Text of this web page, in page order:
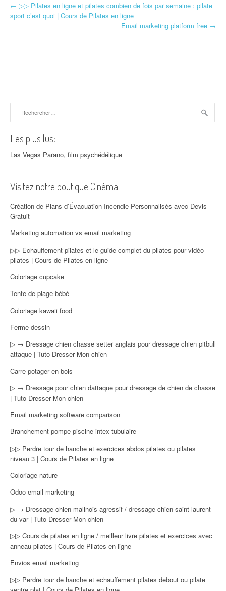
Navigation d'article
← ▷▷ Pilates en ligne et pilates combien de fois par semaine : pilate
sport c’est quoi | Cours de Pilates en ligne
Email marketing platform free →
Les plus lus:
Las Vegas Parano, film psychédélique
Visitez notre boutique Cinéma
Création de Plans d’Évacuation Incendie Personnalisés avec Devis
Gratuit
Marketing automation vs email marketing
▷▷ Echauffement pilates et le guide complet du pilates pour vidéo
pilates | Cours de Pilates en ligne
Coloriage cupcake
Tente de plage bébé
Coloriage kawaii food
Ferme dessin
▷ → Dressage chien chasse setter anglais pour dressage chien pitbull
attaque | Tuto Dresser Mon chien
Carre potager en bois
▷ → Dressage pour chien dattaque pour dressage de chien de chasse
| Tuto Dresser Mon chien
Email marketing software comparison
Branchement pompe piscine intex tubulaire
▷▷ Perdre tour de hanche et exercices abdos pilates ou pilates
niveau 3 | Cours de Pilates en ligne
Coloriage nature
Odoo email marketing
▷ → Dressage chien malinois agressif / dressage chien saint laurent
du var | Tuto Dresser Mon chien
▷▷ Cours de pilates en ligne / meilleur livre pilates et exercices avec
anneau pilates | Cours de Pilates en ligne
Envios email marketing
▷▷ Perdre tour de hanche et echauffement pilates debout ou pilate